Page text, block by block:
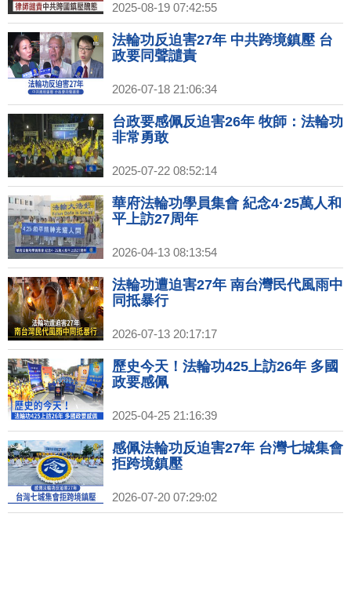
2025-08-19 07:42:55
法輪功反迫害27年 中共跨境鎮壓 台
政要同聲譴責
2026-07-18 21:06:34
台政要感佩反迫害26年 牧師：法輪功
非常勇敢
2025-07-22 08:52:14
華府法輪功學員集會 紀念4·25萬人和
平上訪27周年
2026-04-13 08:13:54
法輪功遭迫害27年 南台灣民代風雨中
同抵暴行
2026-07-13 20:17:17
歷史今天！法輪功425上訪26年 多國
政要感佩
2025-04-25 21:16:39
感佩法輪功反迫害27年 台灣七城集會
拒跨境鎮壓
2026-07-20 07:29:02